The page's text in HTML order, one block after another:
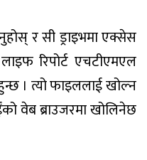
र सी ड्राइभमा एक्सेस
रिपोर्ट एचटीएमएल
। त्यो फाइललाई खोल्न
वेब ब्राउजरमा खोलिनेछ